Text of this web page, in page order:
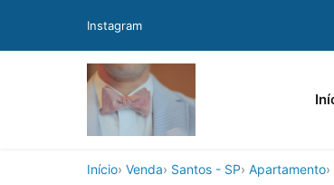
Instagram
Início Venda Santos - SP Apartamento